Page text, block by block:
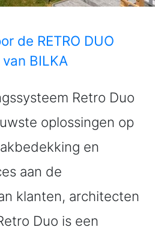
de RETRO DUO
BILKA
Retro Duo
oplossingen op
en
aan de
klanten, architecten
Duo is een